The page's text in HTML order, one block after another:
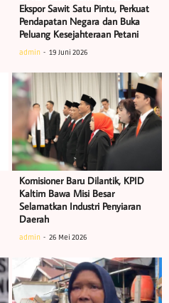
Ekspor Sawit Satu Pintu, Perkuat
Pendapatan Negara dan Buka
Peluang Kesejahteraan Petani
admin 19 Juni 2026
Komisioner Baru Dilantik, KPID
Kaltim Bawa Misi Besar
Selamatkan Industri Penyiaran
Daerah
admin 26 Mei 2026